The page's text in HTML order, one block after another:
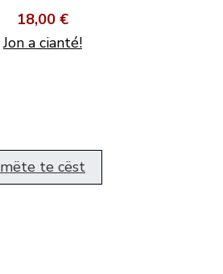
18,00 €
Jon a cianté!
mëte te cëst